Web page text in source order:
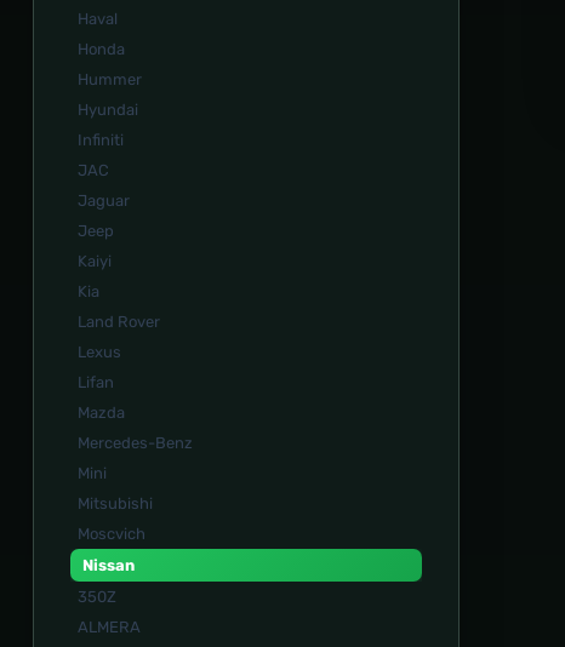
Haval
Honda
Hummer
Hyundai
Infiniti
JAC
Jaguar
Jeep
Kaiyi
Kia
Land Rover
Lexus
Lifan
Mazda
Mercedes-Benz
Mini
Mitsubishi
Moscvich
Nissan
350Z
ALMERA